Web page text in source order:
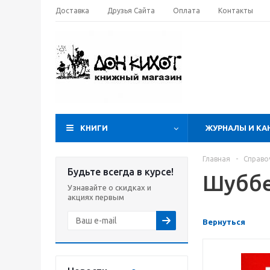
Доставка Друзья Сайта Оплата Контакты
КНИГИ ЖУРНАЛЫ И
Будьте всегда в курсе!
Узнавайте о скидках и
акциях первым
Главная -
Вернуться